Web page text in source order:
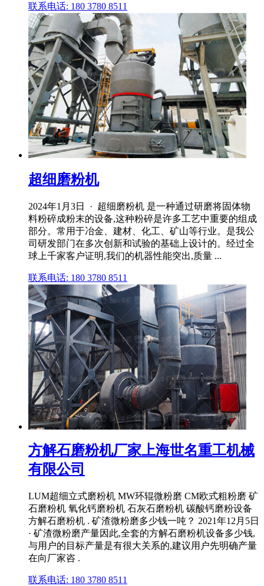
联系电话: 180 3780 8511
超细磨粉机
2024年1月3日 · 超细磨粉机 是一种通过研磨将固体物
料粉碎成粉末的设备,这种粉碎是许多工艺中重要的组成
部分。常用于冶金、建材、化工、矿山等行业。是我公
司研发部门在多次创新和试验的基础上设计的。经过全
球上千家客户证明,我们的机器性能突出,质量 ...
联系电话: 180 3780 8511
方解石磨粉机厂家上海世名重工机械
有限公司
LUM超细立式磨粉机 MW环辊微粉磨 CM欧式粗粉磨 矿
石磨粉机 氧化钙磨粉机 石灰石磨粉机 碳酸钙磨粉设备
方解石磨粉机 . 矿渣微粉磨多少钱一吨？ 2021年12月5日
· 矿渣微粉磨产量因此,全套的方解石磨粉机设备多少钱,
与用户的目标产量是有很大关系的,建议用户先明确产量
在向厂家咨 .
联系电话: 180 3780 8511